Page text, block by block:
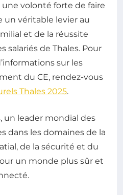
une volonté forte de faire
un véritable levier au
et de la réussite
salariés de Thales. Pour
sur les
du CE, rendez-vous
Thales 2025.